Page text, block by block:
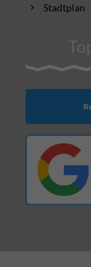
Stadtplan